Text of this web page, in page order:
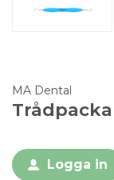
MA Dental
Logga in